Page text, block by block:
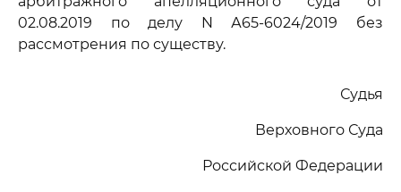
02.08.2019 по делу N А65-6024/2019 без
рассмотрения по существу.
Судья
Верховного Суда
Российской Федерации